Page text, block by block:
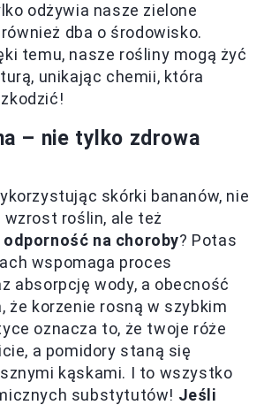
odżywia nasze zielone
dba o środowisko.
temu, nasze rośliny mogą żyć
unikając chemii, która
– nie tylko zdrowa
skórki bananów, nie
roślin, ale też
na choroby? Potas
wspomaga proces
absorpcję wody, a obecność
że korzenie rosną w szybkim
oznacza to, że twoje róże
a pomidory staną się
kąskami. I to wszystko
substytutów! Jeśli